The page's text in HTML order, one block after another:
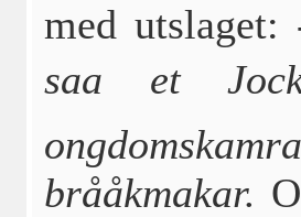
med utslaget:
saa et
brååkmakar.